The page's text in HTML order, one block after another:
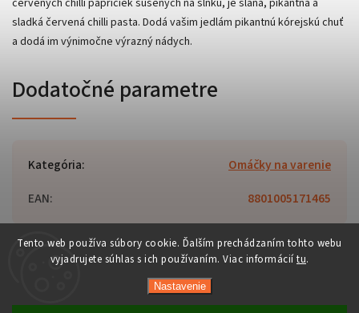
Tento web používa súbory cookie. Ďalším prechádzaním tohto webu
vyjadrujete súhlas s ich používaním. Viac informácií tu.
Nastavenie
sladká červená chilli pasta. Dodá vašim jedlám pikantnú kórejskú chuť
a dodá im výnimočne výrazný nádych.
Dodatočné parametre
Kategória:
Omáčky na varenie
EAN: 8801005171465
Orient-Food.sk. Všetky práva vyhradené.
Upraviť nastavenie cookies